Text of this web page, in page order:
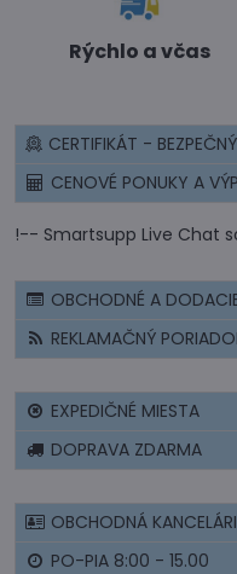
Rýchlo a včas
CERTIFIKÁT -
CENOVÉ PONUKY A
!-- Smartsupp Live Chat
OBCHODNÉ A
REKLAMAČNÝ
EXPEDIČNÉ MIESTA
DOPRAVA ZDARMA
OBCHODNÁ
PO-PIA 8:00 - 15.00